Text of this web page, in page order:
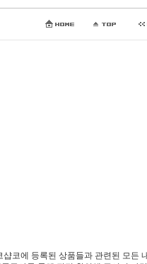
코에 등록된 상품들과 관련된 모든